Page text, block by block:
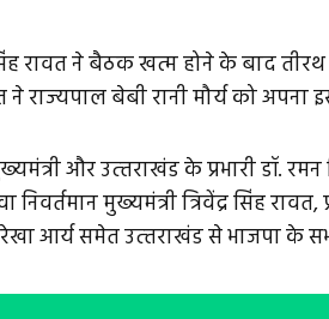
सिंह रावत ने बैठक खत्म होने के बाद
ने राज्‍यपाल बेबी रानी मौर्य को अपना
और उत्‍तराखंड के प्रभारी डॉ. रमन
मुख्‍यमंत्री त्रिवेंद्र सिंह
आर्य समेत उत्‍तराखंड से भाजपा के